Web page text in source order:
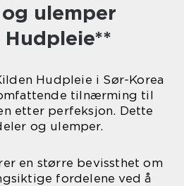
ulemper
Hudpleie i Sør-Korea
tilnærming til
etter perfeksjon. Dette
og ulemper.
en større bevissthet om
fordelene ved å